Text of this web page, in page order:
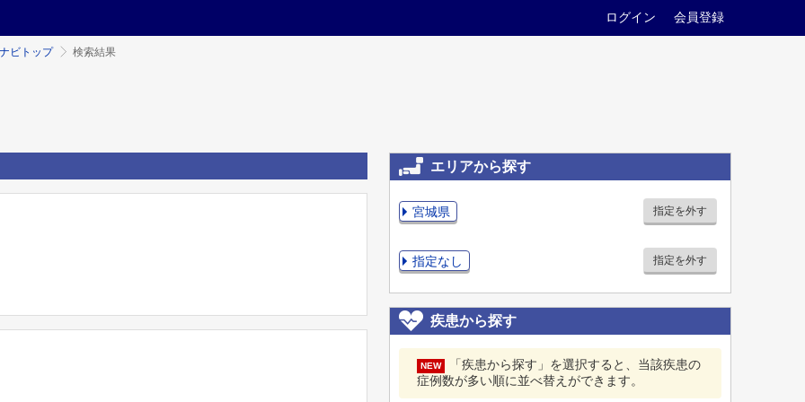
ログイン 会員登録
ビトップ 検索結果
エリアから探す
宮城県 指定を外す
指定なし 指定を外す
疾患から探す
NEW
「疾患から探す」を選択すると、当該疾患の
症例数が多い順に並べ替えができます。